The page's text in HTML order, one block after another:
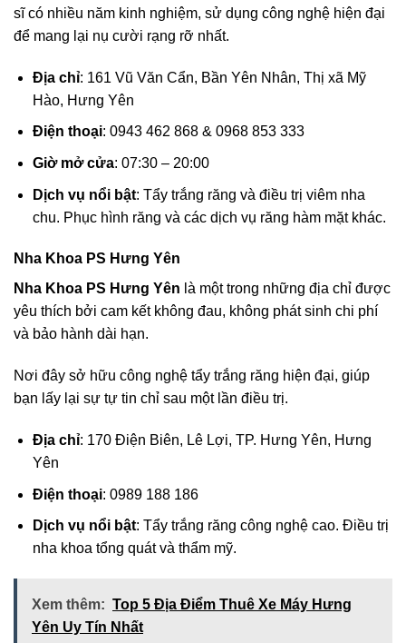
sĩ có nhiều năm kinh nghiệm, sử dụng công nghệ hiện đại
để mang lại nụ cười rạng rỡ nhất.
Địa chỉ: 161 Vũ Văn Cẩn, Bần Yên Nhân, Thị xã Mỹ
Hào, Hưng Yên
Điện thoại: 0943 462 868 & 0968 853 333
Giờ mở cửa: 07:30 – 20:00
Dịch vụ nổi bật: Tẩy trắng răng và điều trị viêm nha
chu. Phục hình răng và các dịch vụ răng hàm mặt khác.
Nha Khoa PS Hưng Yên
Nha Khoa PS Hưng Yên là một trong những địa chỉ được
yêu thích bởi cam kết không đau, không phát sinh chi phí
và bảo hành dài hạn.
Nơi đây sở hữu công nghệ tẩy trắng răng hiện đại, giúp
bạn lấy lại sự tự tin chỉ sau một lần điều trị.
Địa chỉ: 170 Điện Biên, Lê Lợi, TP. Hưng Yên, Hưng
Yên
Điện thoại: 0989 188 186
Dịch vụ nổi bật: Tẩy trắng răng công nghệ cao. Điều trị
nha khoa tổng quát và thẩm mỹ.
Xem thêm: Top 5 Địa Điểm Thuê Xe Máy Hưng
Yên Uy Tín Nhất